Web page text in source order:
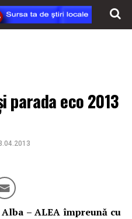
parada eco 2013
– ALEA împreună cu